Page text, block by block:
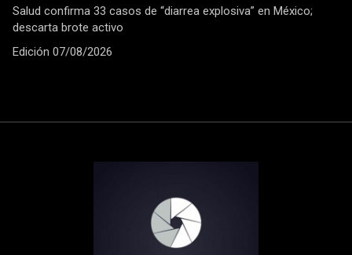
Salud confirma 33 casos de “diarrea explosiva” en México;
descarta brote activo
Edición 07/08/2026